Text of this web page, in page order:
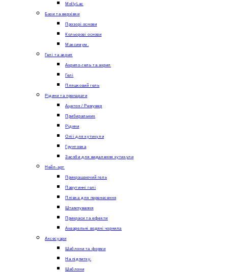
MollyLac
Бази та верхівки
Прозорі основи
Кольорові основи
Максимум.
Гелі та акрил
Акрило-гель та акрил
Гелі
Пляшковий гель
Рідини та препарати
Ацетон / Ремувер
Прибиральник
Рідини
Олії для кутикули
Грунтовка
Засоби для видалення кутикули
Нейл-арт
Прикрашаючий гель
Павутинні гелі
Плівка для перенесення
Штампування
Прикраси та ефекти
Акварельні водяні чорнила
Аксесуари
Шаблони та форми
На підпитку.
Шаблони